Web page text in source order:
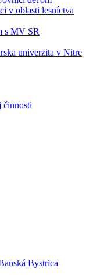
v oblasti lesníctva
s MV SR
univerzita v Nitre
činnosti
Bystrica